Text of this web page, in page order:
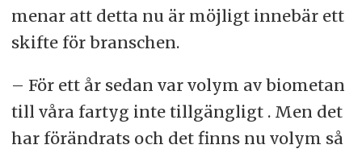
menar att detta nu är möjligt innebär ett
skifte för branschen.
– För ett år sedan var volym av biometan
till våra fartyg inte tillgängligt . Men det
har förändrats och det finns nu volym så